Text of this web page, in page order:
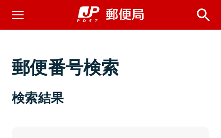
郵便番号検索
検索結果